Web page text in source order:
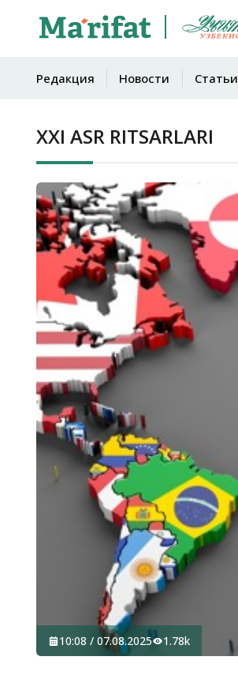
Редакция Новости Статьи
XXI ASR RITSARLARI
10:08 / 07.08.2025 1.78k